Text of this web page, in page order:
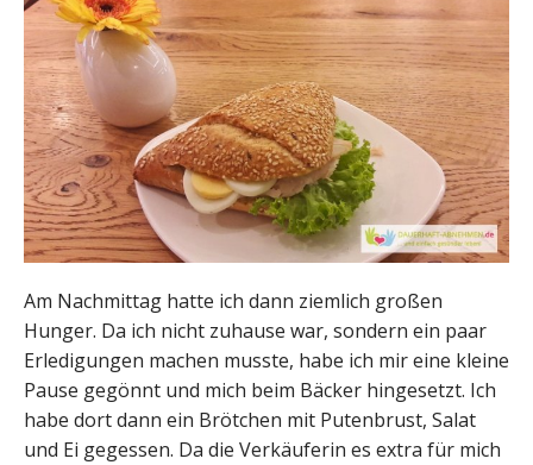
Am Nachmittag hatte ich dann ziemlich großen
Hunger. Da ich nicht zuhause war, sondern ein paar
Erledigungen machen musste, habe ich mir eine kleine
Pause gegönnt und mich beim Bäcker hingesetzt. Ich
habe dort dann ein Brötchen mit Putenbrust, Salat
und Ei gegessen. Da die Verkäuferin es extra für mich